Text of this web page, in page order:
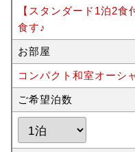
【スタンダード1泊2
食す♪
お部屋
コンパクト和室オーシ
ご希望泊数